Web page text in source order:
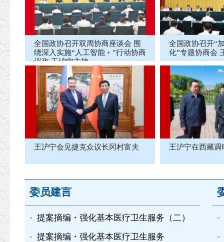
全国政协召开双周协商座谈会 围
绕深入实施“人工智能﹢”行动协商
议政 王沪宁主持
全国政协召开“
化”专题协商会
王沪宁会见捷克众议长冈村富夫 王沪宁在西藏调
委员建言
提案摘编・强化基本医疗卫生服务（二）
提案摘编・强化基本医疗卫生服务